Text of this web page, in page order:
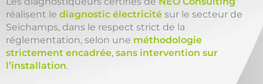
réalisent le diagnostic électricité sur le secteur de
Seichamps, dans le respect strict de la
réglementation, selon une méthodologie
strictement encadrée, sans intervention sur
l’installation.